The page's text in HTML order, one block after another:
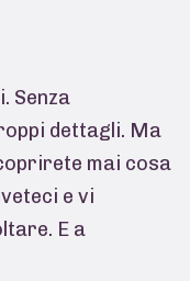
Senza
dettagli. Ma
mai cosa
e vi
E a